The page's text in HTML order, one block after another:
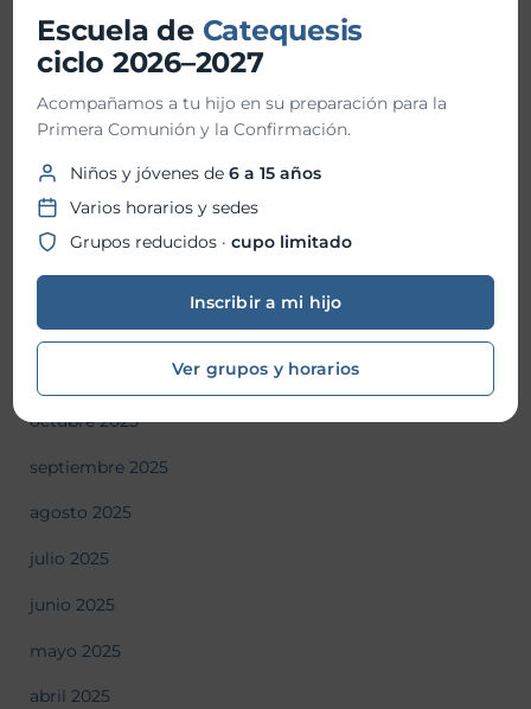
junio 2026
mayo 2026
febrero 2026
enero 2026
diciembre 2025
octubre 2025
septiembre 2025
agosto 2025
julio 2025
junio 2025
mayo 2025
abril 2025
Escuela de Catequesis
ciclo 2026–2027
Acompañamos a tu hijo en su preparación para la
Primera Comunión y la Confirmación.
Niños y jóvenes de6 a 15 años
Varios horarios y sedes
Grupos reducidos ·cupo limitado
Inscribir a mi hijo
Ver grupos y horarios